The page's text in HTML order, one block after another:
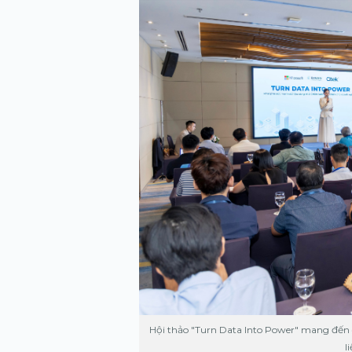
Xem tất cả
Xem tất cả
Hội thảo "Turn Data Into Power" mang